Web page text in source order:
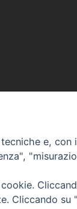
e,
Cliccando